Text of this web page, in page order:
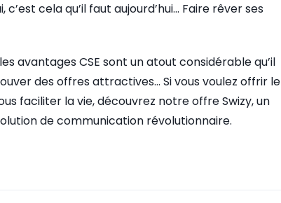
cela qu’il faut aujourd’hui… Faire rêver ses
avantages CSE sont un atout considérable qu’il
des offres attractives… Si vous voulez offrir le
faciliter la vie, découvrez notre offre Swizy, un
de communication révolutionnaire.